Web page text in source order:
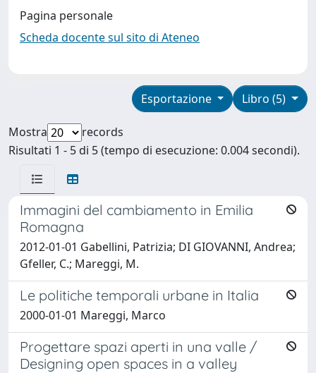
Pagina personale
Scheda docente sul sito di Ateneo
Libro (5)
Esportazione
Mostra
records
Risultati 1 - 5 di 5 (tempo di esecuzione: 0.004 secondi).
Immagini del cambiamento in Emilia
Romagna
2012-01-01 Gabellini, Patrizia; DI GIOVANNI, Andrea;
Gfeller, C.; Mareggi, M.
Le politiche temporali urbane in Italia
2000-01-01 Mareggi, Marco
Progettare spazi aperti in una valle /
Designing open spaces in a valley